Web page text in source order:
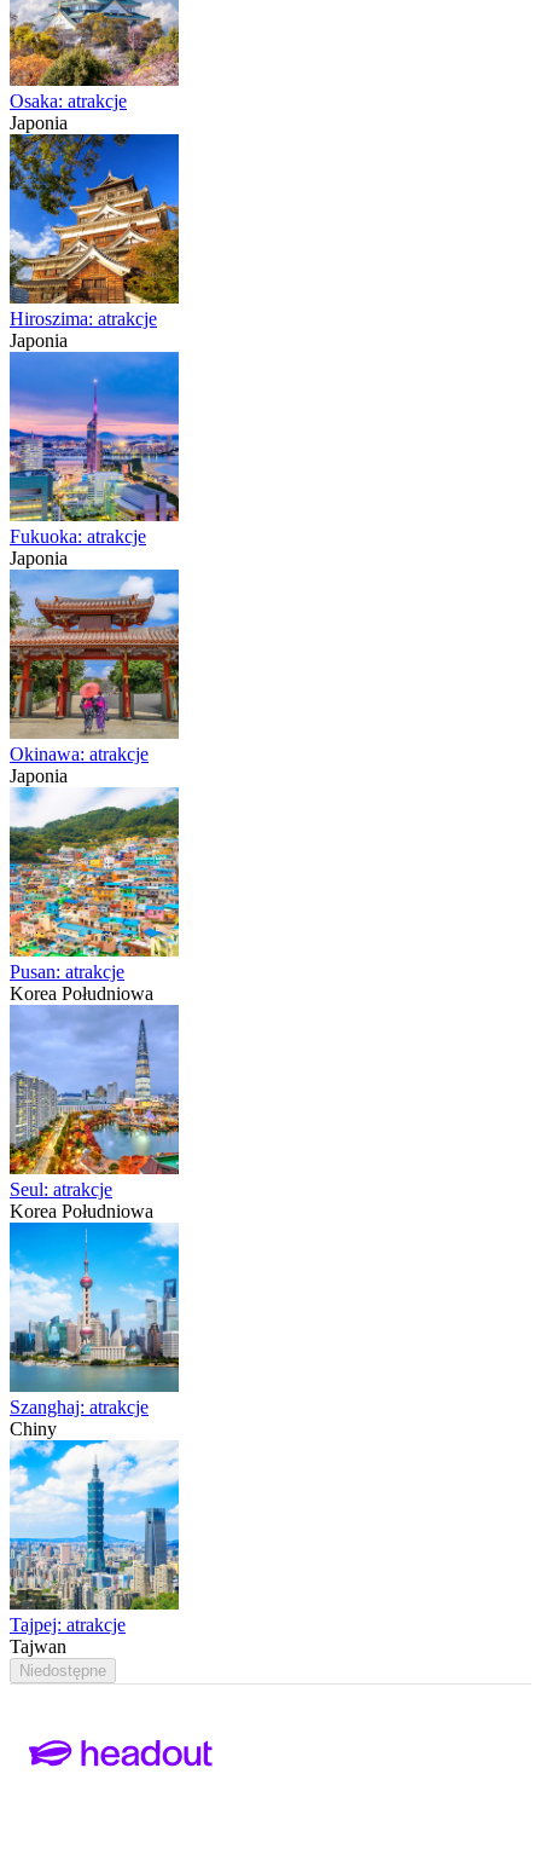
Osaka: atrakcje
Japonia
Hiroszima: atrakcje
Japonia
Fukuoka: atrakcje
Japonia
Okinawa: atrakcje
Japonia
Pusan: atrakcje
Korea Południowa
Seul: atrakcje
Korea Południowa
Szanghaj: atrakcje
Chiny
Tajpej: atrakcje
Tajwan
Niedostępne